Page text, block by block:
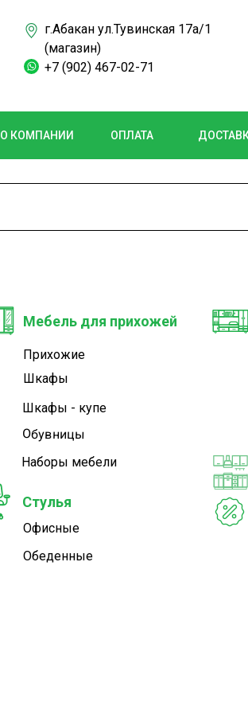
О КОМПАНИИ ОПЛАТА
г.Абакан ул.Тувинская 17а/1
(магазин)
+7 (902) 467-02-71
Мебель для прихожей
Стулья
Прихожие
Обеденные
Обувницы
Офисные
Шкафы - купе
Наборы мебели
Шкафы